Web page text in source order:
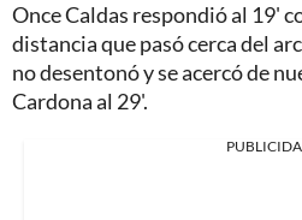
Once Caldas respondió al 19'
distancia que pasó cerca del
no desentonó y se acercó de
Cardona al 29'.